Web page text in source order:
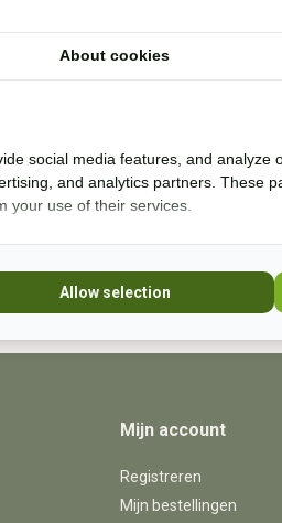
10 jaar ijzerloos en
paradise. Sinds 20
Mijn account
Registreren
Mijn bestellingen
About cookies
social media features, and analyze
and analytics partners. These
your use of their services.
Allow selection